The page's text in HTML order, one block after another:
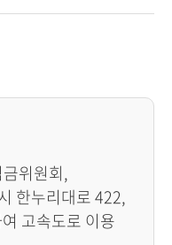
위원회,
한누리대로 422,
고속도로 이용